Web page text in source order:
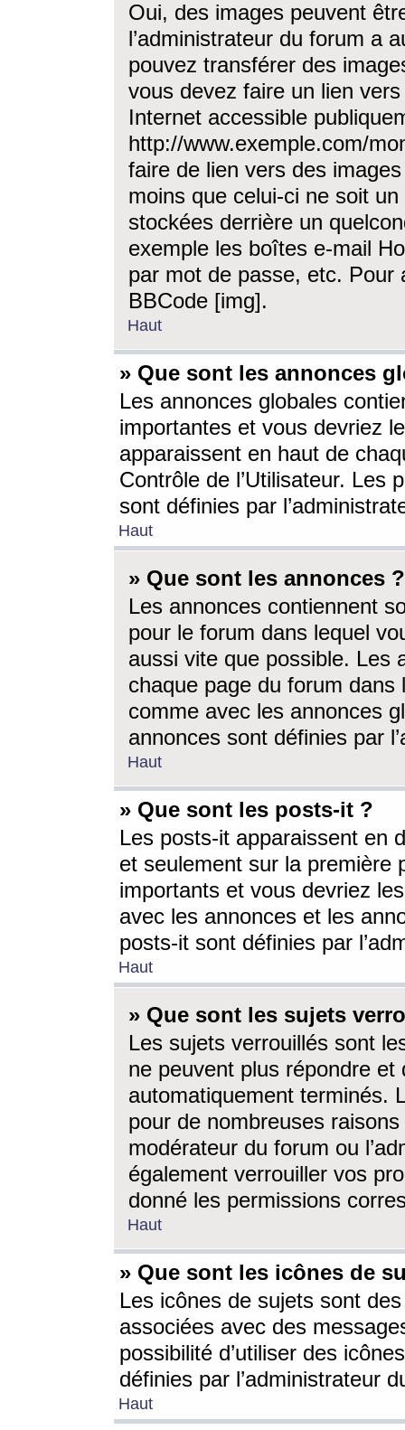
Oui, des images peuvent
l’administrateur du forum a
pouvez transférer des
vous devez faire un lien
Internet accessible
http://www.exemple.com/
faire de lien vers des
moins que celui-ci ne soit
stockées derrière un
exemple les boîtes e-mail
par mot de passe, etc. Pour
BBCode [img].
Haut
» Que sont les annonces
Les annonces globales
importantes et vous devriez
apparaissent en haut de
Contrôle de l’Utilisateur. Les
sont définies par
Haut
» Que sont les annonces ?
Les annonces contiennent
pour le forum dans lequel
aussi vite que possible. Les
chaque page du forum dans
comme avec les annonces
annonces sont définies par
Haut
» Que sont les posts-it ?
Les posts-it apparaissent en
et seulement sur la première
importants et vous devriez
avec les annonces et les
posts-it sont définies par
Haut
» Que sont les sujets
Les sujets verrouillés sont
ne peuvent plus répondre
automatiquement terminés.
pour de nombreuses
modérateur du forum ou
également verrouiller vos
donné les permissions
Haut
» Que sont les icônes de
Les icônes de sujets sont
associées avec des
possibilité d’utiliser des
définies par l’administrateur
Haut